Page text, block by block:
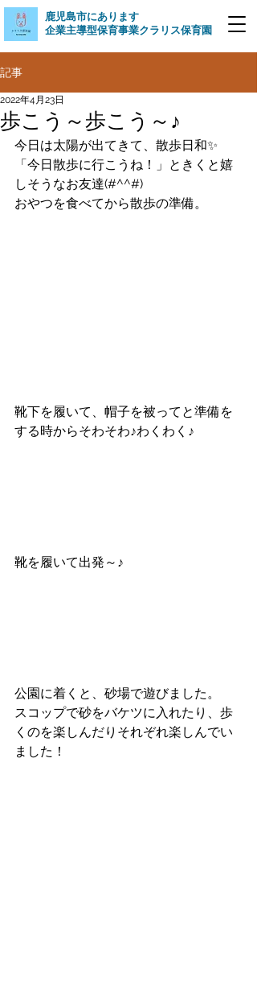
​鹿児島市にあります
企業主導型保育事業クラリス保育園
記事
歩こう～歩こう～♪
2022年4月23日
今日は太陽が出てきて、散歩日和✨
「今日散歩に行こうね！」ときくと嬉
しそうなお友達(#^^#)
おやつを食べてから散歩の準備。
靴下を履いて、帽子を被ってと準備を
する時からそわそわ♪わくわく♪
靴を履いて出発～♪
公園に着くと、砂場で遊びました。
スコップで砂をバケツに入れたり、歩
くのを楽しんだりそれぞれ楽しんでい
ました！